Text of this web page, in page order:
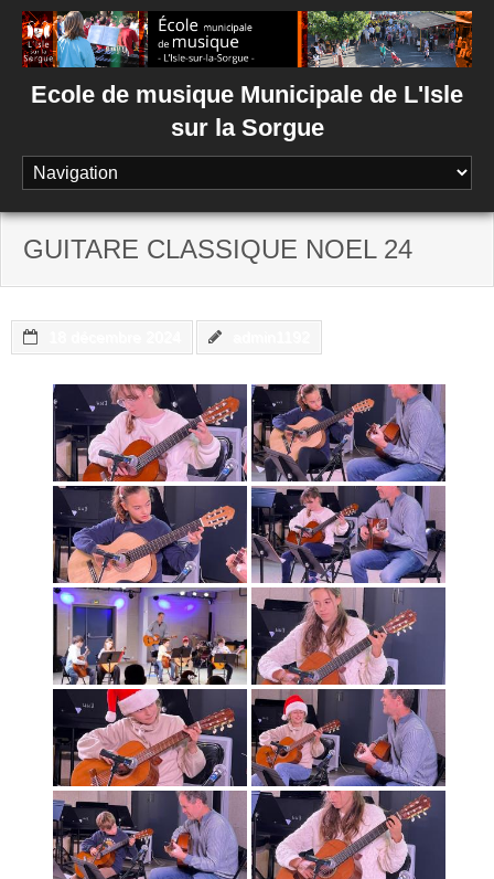
Skip
content
Ecole de musique Municipale de L'Isle
sur la Sorgue
GUITARE CLASSIQUE NOEL 24